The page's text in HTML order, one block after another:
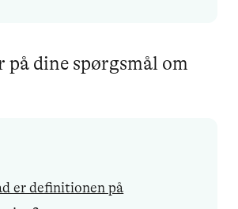
på dine spørgsmål om
er definitionen på